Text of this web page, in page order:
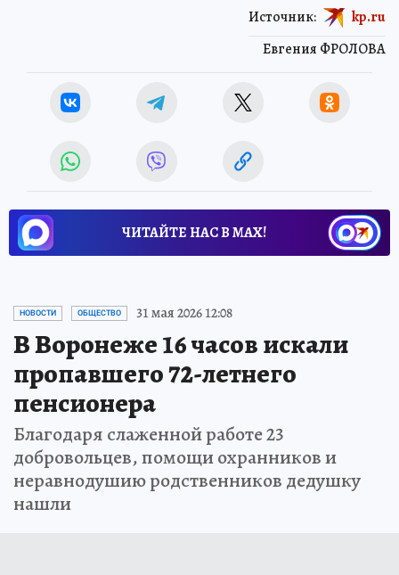
Евгения ФРОЛОВА
Источник: kp.ru
ЧИТАЙТЕ НАС В МАХ!
НОВОСТИ ОБЩЕСТВО 31 мая 2026 12:08
В Воронеже 16 часов искали
пропавшего 72-летнего
пенсионера
Благодаря слаженной работе 23
добровольцев, помощи охранников и
неравнодушию родственников дедушку
нашли